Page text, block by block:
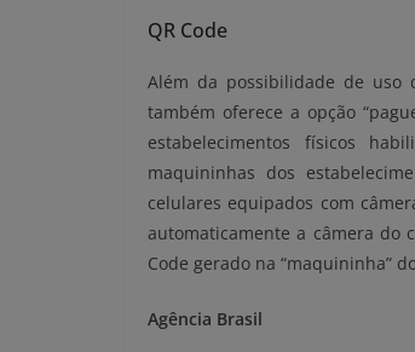
QR Code
Além da possibilidade de uso
também oferece a opção
estabelecimentos físicos
maquininhas dos
celulares equipados com
automaticamente a câmera do
Code gerado na “maquininha”
Agência Brasil